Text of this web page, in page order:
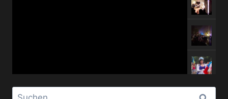
Suchen